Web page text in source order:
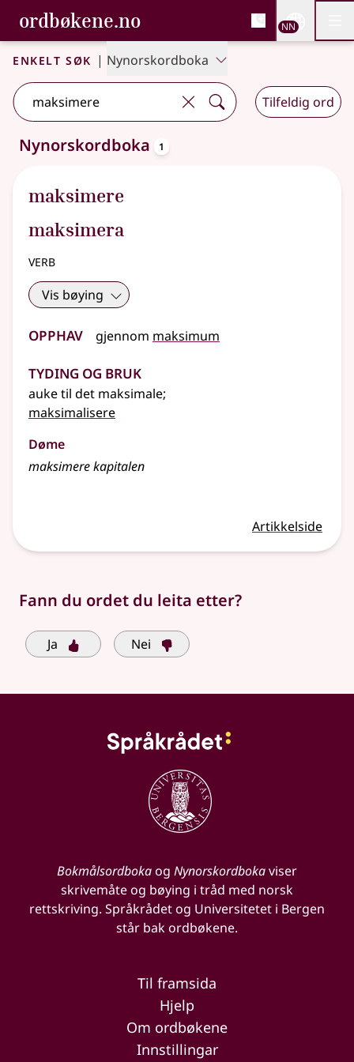
Gå til hovudinnhald
Tilgjenge
ordbøkene.no, Bokmålsordboka og
Bokmålsordboka og Nynorskordboka
NN
Enkelt søk | Nynorskordboka
Tilfeldig ord
Eitt treff.Ytterlegare søkjeforslag tilgjengelege
Nynorskordboka 1
maksimere
maksimera
verb
Vis bøying
Opphav gjennom maksimum
Tyding og bruk
auke til det maksimale;
maksimalisere
Døme
maksimere kapitalen
Artikkelside
Fann du ordet du leita etter?
Ja Nei
Bokmålsordbokaog Nynorskordbokaviser
skrivemåte og bøying i tråd med norsk
rettskriving. Språkrådet og Universitetet i Bergen
står bak ordbøkene.
Til framsida
Hjelp
Om ordbøkene
Innstillingar